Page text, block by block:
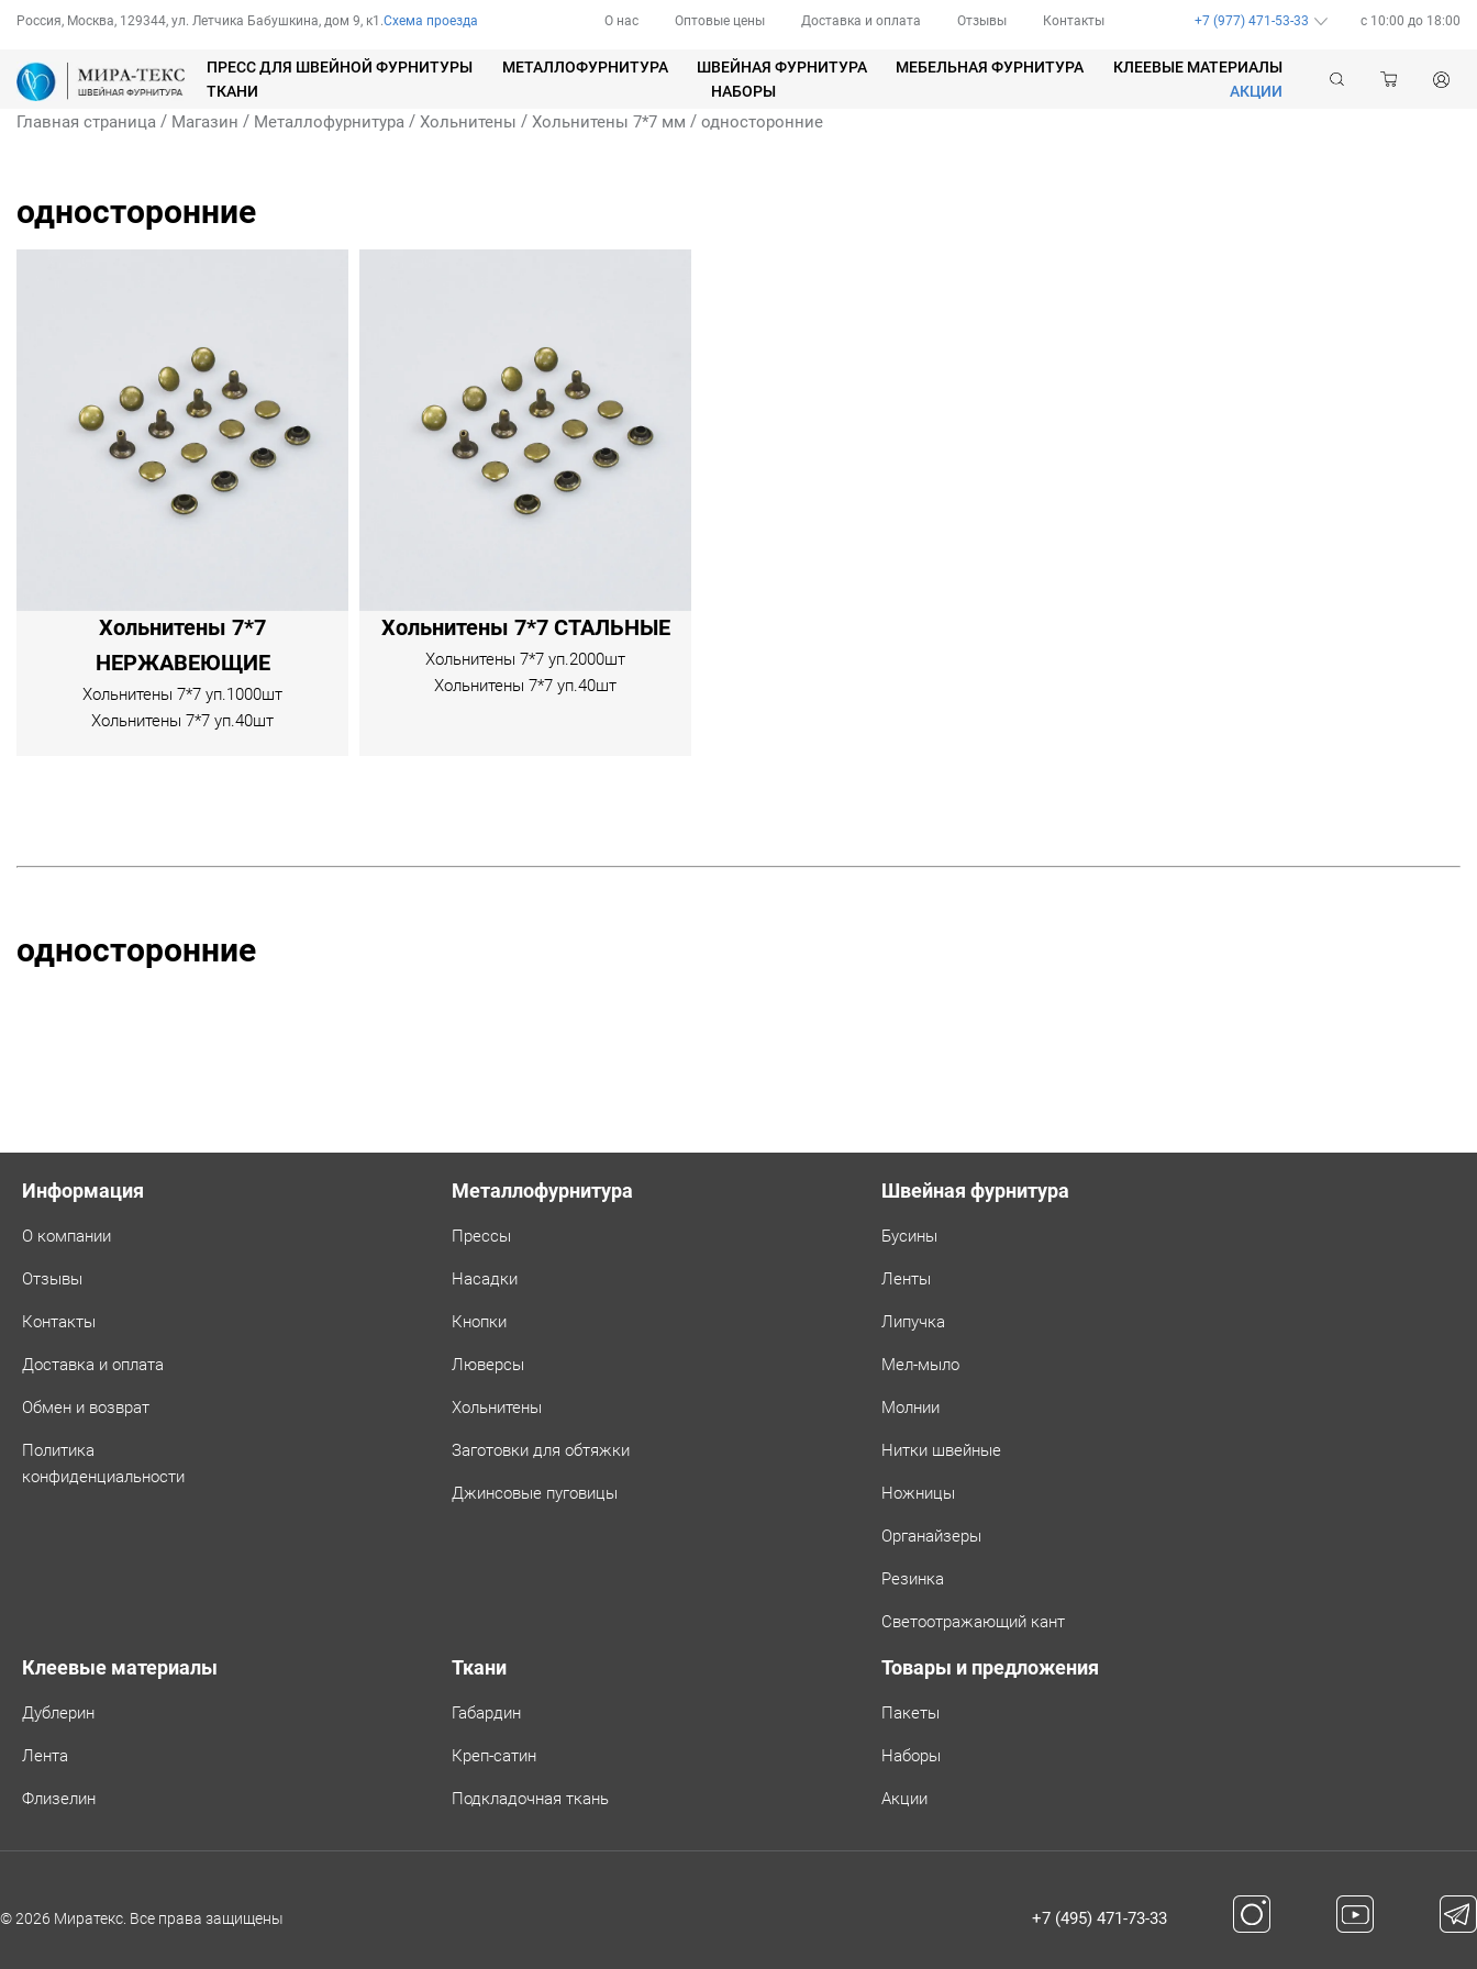
Россия, Москва, 129344, ул. Летчика Бабушкина, дом 9, к1.Схема проезда О нас Оптовые цены Доставка и оплата Отзывы Контакты +7 (977) 471-53-33 c 10:00 до 18:00
ПРЕСС ДЛЯ ШВЕЙНОЙ ФУРНИТУРЫ МЕТАЛЛОФУРНИТУРА ШВЕЙНАЯ ФУРНИТУРА МЕБЕЛЬНАЯ ФУРНИТУРА
КЛЕЕВЫЕ МАТЕРИАЛЫ
ТКАНИ
НАБОРЫ АКЦИИ
Главная страница / Магазин / Металлофурнитура / Хольнитены / Хольнитены 7*7 мм / односторонние
односторонние
Хольнитены 7*7
НЕРЖАВЕЮЩИЕ
Хольнитены 7*7 уп.1000шт
Хольнитены 7*7 уп.40шт
Хольнитены 7*7 СТАЛЬНЫЕ
Хольнитены 7*7 уп.2000шт
Хольнитены 7*7 уп.40шт
односторонние
Информация
О компании
Отзывы
Контакты
Доставка и оплата
Обмен и возврат
Политика
конфиденциальности
Металлофурнитура
Прессы
Насадки
Кнопки
Люверсы
Хольнитены
Заготовки для обтяжки
Джинсовые пуговицы
Швейная фурнитура
Бусины
Ленты
Липучка
Мел-мыло
Молнии
Нитки швейные
Ножницы
Органайзеры
Резинка
Светоотражающий кант
Клеевые материалы
Дублерин
Лента
Флизелин
Ткани
Габардин
Креп-сатин
Подкладочная ткань
Товары и предложения
Пакеты
Наборы
Акции
© 2026 Миратекс. Все права защищены +7 (495) 471-73-33